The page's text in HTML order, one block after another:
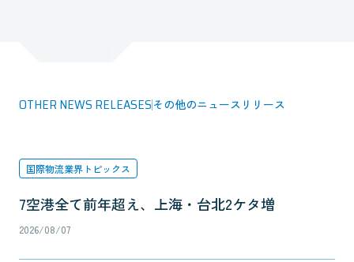
OTHER NEWS RELEASES その他のニュースリリース
国際物流業界トピックス
7空港全て前年超え、上海・台北2ケタ増
2026/08/07